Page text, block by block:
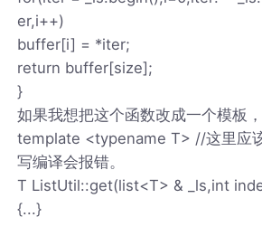
er,i++)
buffer[i] = *iter;
return buffer[size];
}
如果我想把这个函数改成一个模板，
template <typename T> //这里应
写编译会报错。
T ListUtil::get(list<T> & _ls,int
{...}